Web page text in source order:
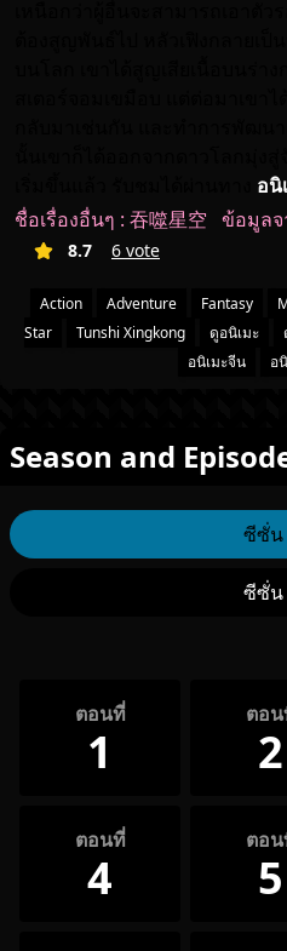
อนิ
ชื่อเรื่องอื่นๆ : 吞噬星空 ข้อมูลจ
8.7 6 vote
Action Adventure Fantasy
Star
Tunshi Xingkong ดูอนิเมะ
อนิเมะจีน
อ
Season and
ซีซั่น
ซีซั่น
ตอนที่
1
ตอ
2
ตอนที่
4
ตอ
5